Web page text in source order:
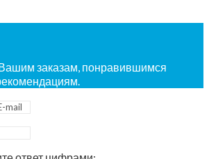
Вашим заказам, понравившимся